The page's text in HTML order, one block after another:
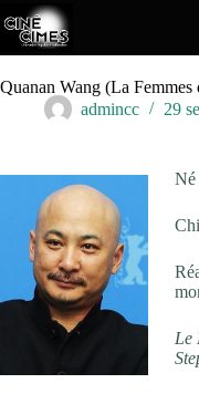
Passer
au
contenu
Quanan Wang (La Femmes
admincc
29
Né
Le